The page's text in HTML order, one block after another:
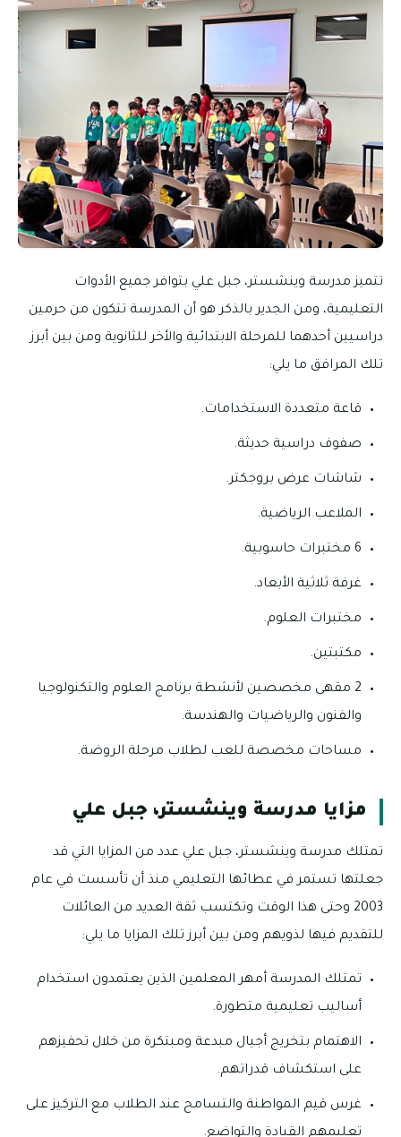
تتميز مدرسة وينشستر، جبل علي بتوافر جميع الأدوات
التعليمية، ومن الجدير بالذكر هو أن المدرسة تتكون من حرمين
دراسيين أحدهما للمرحلة الابتدائية والأخر للثانوية ومن بين أبرز
تلك المرافق ما يلي:
قاعة متعددة الاستخدامات.
صفوف دراسية حديثة.
شاشات عرض بروجكتر.
الملاعب الرياضية.
6 مختبرات حاسوبية.
غرفة ثلاثية الأبعاد.
مختبرات العلوم.
مكتبتين.
2 مقهى مخصصين لأنشطة برنامج العلوم والتكنولوجيا
والفنون والرياضيات والهندسة.
مساحات مخصصة للعب لطلاب مرحلة الروضة.
مزايا مدرسة وينشستر، جبل علي
تمتلك مدرسة وينشستر، جبل علي عدد من المزايا التي قد
جعلتها تستمر في عطائها التعليمي منذ أن تأسست في عام
2003 وحتى هذا الوقت وتكتسب ثقة العديد من العائلات
للتقديم فيها لذويهم ومن بين أبرز تلك المزايا ما يلي:
تمتلك المدرسة أمهر المعلمين الذين يعتمدون استخدام
أساليب تعليمية متطورة.
الاهتمام بتخريج أجيال مبدعة ومبتكرة من خلال تحفيزهم
على استكشاف قدراتهم.
غرس قيم المواطنة والتسامح عند الطلاب مع التركيز على
تعليمهم القيادة والتواضع.